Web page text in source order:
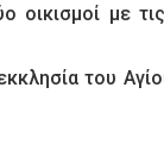
με
του